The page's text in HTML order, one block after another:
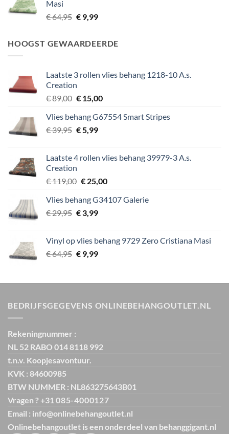
Masi
€64,95 Oorspronkelijke
€ 64,95.
€9,99Huidige
€ 9,99.
HOOGST GEWAARDEERDE
Laatste 3 rollen vlies behang 1218-10 A.s.
Creation
€89,00 Oorspronkelijke
was:
€ 89,00.
€15,00Huidige
is:
Vlies behang G67554 Smart Stripes
€39,95 Oorspronkelijke
€ 39,95.
€5,99Huidige
€ 5,99.
Laatste 4 rollen vlies behang 39979-3 A.s.
Creation
€119,00 Oorspronkelijke
was:
€ 119,00.
€25,00Huidige
is:
Vlies behang G34107 Galerie
€29,95 Oorspronkelijke
€ 29,95.
€3,99Huidige
€ 3,99.
Vinyl op vlies behang 9729 Zero Cristiana Masi
€64,95 Oorspronkelijke
€ 64,95.
€9,99Huidige
€ 9,99.
BEDRIJFSGEGEVENS ONLINEBEHANGOUTLET.NL
Rekeningnummer :
NL 52 RABO 014 8118 992
t.n.v. Koopjesavontuur.
KVK : 84600985
BTW NUMMER : NL863275643B01
Vragen ? +31 085-4000127
Email : info@onlinebehangoutlet.nl
Onlinebehangoutlet is een onderdeel van behanggigant.nl